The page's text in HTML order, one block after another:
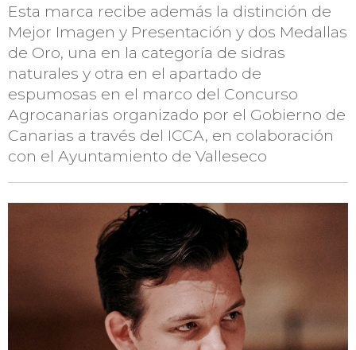
Esta marca recibe además la distinción de
Mejor Imagen y Presentación y dos Medallas
de Oro, una en la categoría de sidras
naturales y otra en el apartado de
espumosas en el marco del Concurso
Agrocanarias organizado por el Gobierno de
Canarias a través del ICCA, en colaboración
con el Ayuntamiento de Valleseco